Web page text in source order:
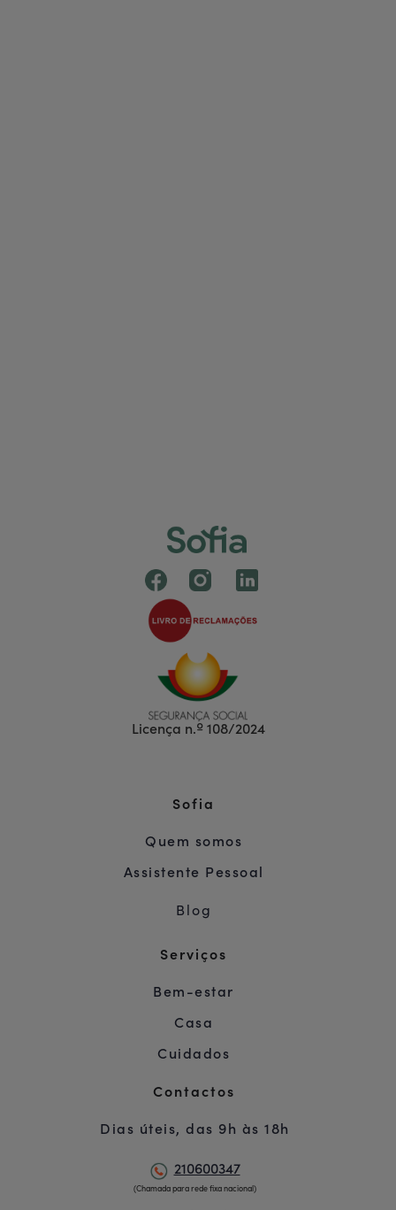
Licença n.º 108/2024
Sofia
Quem somos
Assistente Pessoal
Blog
Serviços
Bem-estar
Casa
Cuidados
Contactos
Dias úteis, das 9h às 18h
210600347
(Chamada para rede fixa nacional)